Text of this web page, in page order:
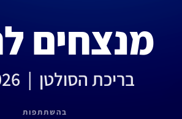
מנצחים
בריכת הסולטן | 2.6.2026
בהשתתפות